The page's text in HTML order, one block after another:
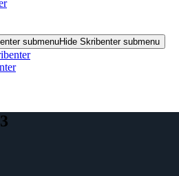
submenuHide Skribenter submenu